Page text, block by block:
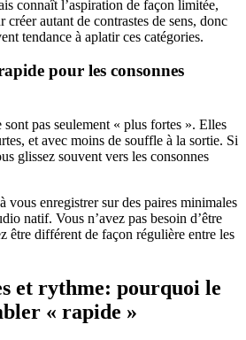
connaît l’aspiration de façon limitée,
créer autant de contrastes de sens, donc
tendance à aplatir ces catégories.
pour les consonnes
sont pas seulement « plus fortes ». Elles
et avec moins de souffle à la sortie. Si
glissez souvent vers les consonnes
vous enregistrer sur des paires minimales
natif. Vous n’avez pas besoin d’être
être différent de façon régulière entre les
et rythme: pourquoi le
« rapide »